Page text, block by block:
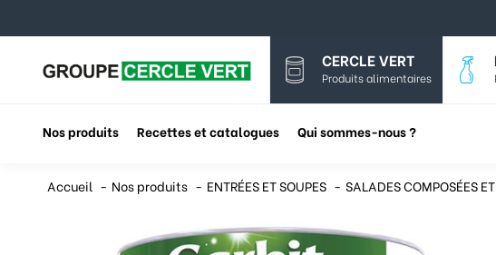
CERCLE VERT
Produits alimentaires
Nos produits Recettes et catalogues Qui sommes-nous ?
Accueil Nos produits ENTRÉES ET SOUPES SALADES COMPOSÉES